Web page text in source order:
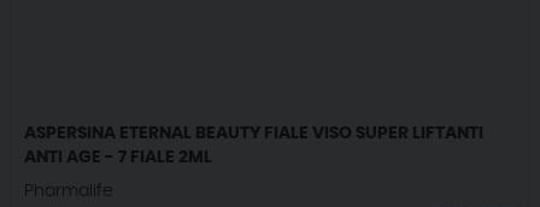
ASPERSINA ETERNAL BEAUTY FIALE VISO SUPER LIFTANTI
ANTI AGE - 7 FIALE 2ML
Pharmalife